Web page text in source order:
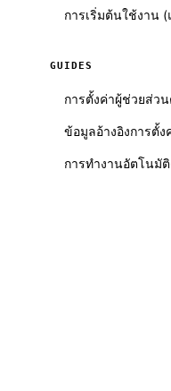
การเริ่มต้นใช้งาน
GUIDES
การตั้งค่าผู้ช่วยส่ว
ข้อมูลอ้างอิงการตั้ง
การทำงานอัตโนมั